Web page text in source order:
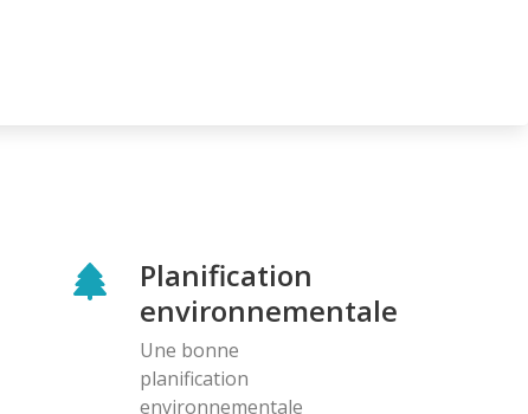
Planification
environnementale
Une bonne
planification
environnementale